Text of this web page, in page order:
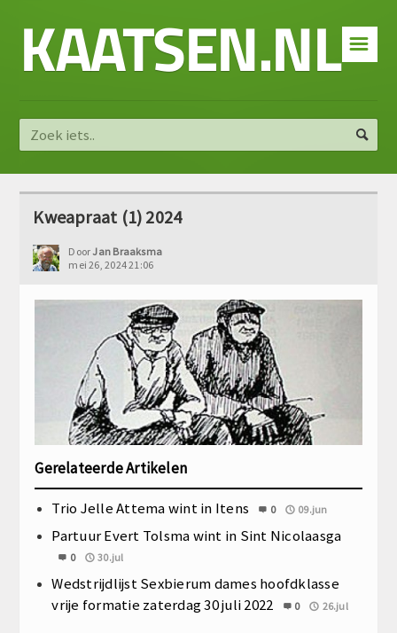
☰
KAATSEN.NL
Kweapraat (1) 2024
DoorJan Braaksma
mei 26, 2024 21:06
Gerelateerde Artikelen
Trio Jelle Attema wint in Itens 0 09.jun
Partuur Evert Tolsma wint in Sint Nicolaasga
0 30.jul
Wedstrijdlijst Sexbierum dames hoofdklasse
vrije formatie zaterdag 30 juli 2022
0 26.jul